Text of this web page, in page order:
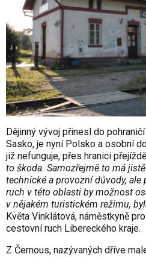
Dějinný vývoj přinesl do
Sasko, je nyní Polsko a osobní
již nefunguje, přes hranici
to škoda. Samozřejmě to má
technické a provozní důvody,
ruch v této oblasti by možnost
v nějakém turistickém režimu,
Květa Vinklátová, náměstkyně
cestovní ruch Libereckého kraje.
Z Černous, nazývaných dříve